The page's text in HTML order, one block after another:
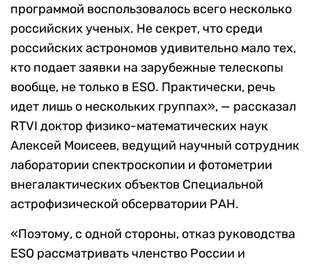
программой воспользовалось всего несколько
российских ученых. Не секрет, что среди
российских астрономов удивительно мало тех,
кто подает заявки на зарубежные телескопы
вообще, не только в ESO. Практически, речь
идет лишь о нескольких группах», — рассказал
RTVI доктор физико-математических наук
Алексей Моисеев, ведущий научный сотрудник
лаборатории спектроскопии и фотометрии
внегалактических объектов Специальной
астрофизической обсерватории РАН.
«Поэтому, с одной стороны, отказ руководства
ESO рассматривать членство России и